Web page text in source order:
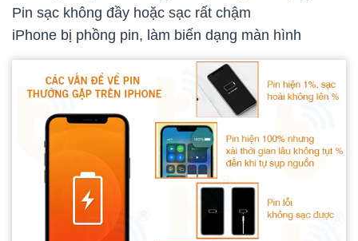
Pin sạc không đầy hoặc sạc rất chậm
iPhone bị phồng pin, làm biến dạng màn hình